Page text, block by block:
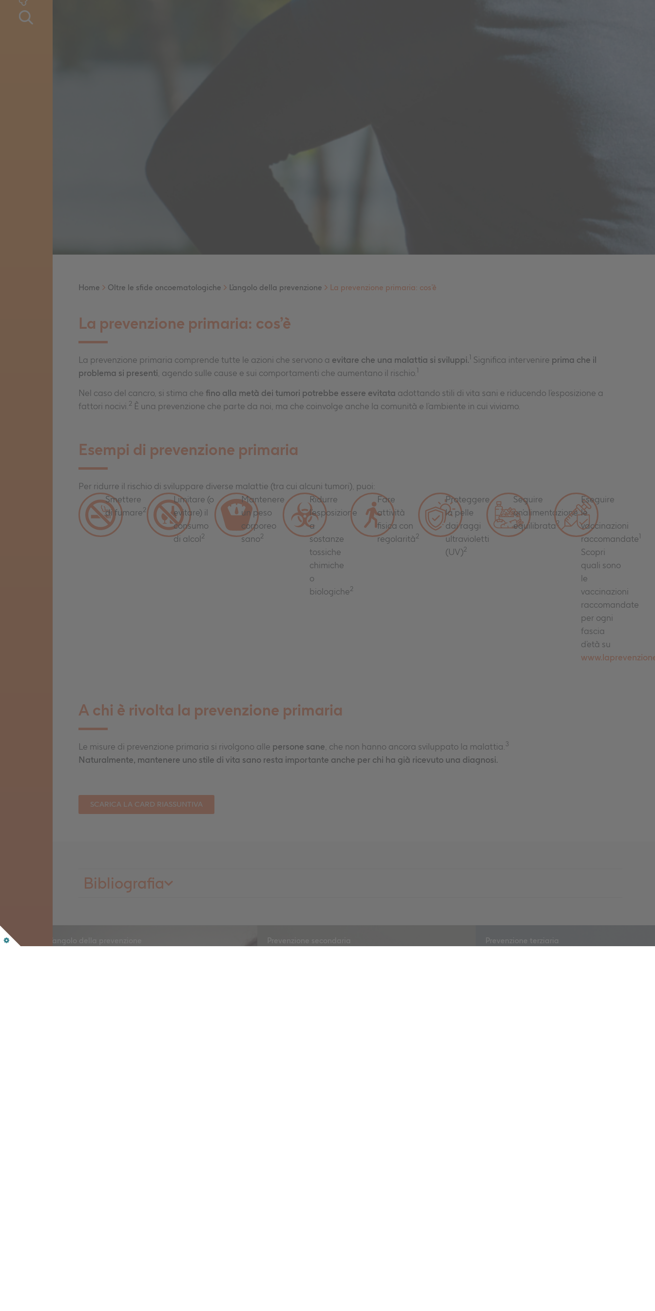
Home > Oltre le sfide oncoematologiche > L’angolo della prevenzione > La prevenzione primaria: cos’è
La prevenzione primaria: cos’è
La prevenzione primaria comprende tutte le azioni che servono a evitare che una malattia si sviluppi.1 Significa intervenire prima che il
problema si presenti , agendo sulle cause e sui comportamenti che aumentano il rischio. 1
Nel caso del cancro, si stima chefino alla metà dei tumori potrebbe essere evitata adottando stili di vita sani e riducendo l’esposizione a
fattori nocivi. 2 È una prevenzione che parte da noi, ma che coinvolge anche la comunità e l’ambiente in cui viviamo.
Esempi di prevenzione primaria
Per ridurre il rischio di sviluppare diverse malattie (tra cui alcuni tumori), puoi:
Smettere
di fumare2
Limitare (o
evitare) il
consumo
di alcol2
Mantenere
un peso
corporeo
sano2
Ridurre
l’esposizione
a
sostanze
tossiche
chimiche
o
biologiche2
Fare
attività
fisica con
regolarità2
Proteggere
la pelle
dai raggi
ultravioletti
(UV)2
Seguire
un’alimentazione
equilibrata2
Eseguire
le
vaccinazioni
raccomandate1
Scopri
quali sono
le
vaccinazioni
raccomandate
per ogni
fascia
d’età su
A chi è rivolta la prevenzione primaria
Le misure di prevenzione primaria si rivolgono alle persone sane , che non hanno ancora sviluppato la malattia. 3
Naturalmente, mantenere uno stile di vita sano resta importante anche per chi ha già ricevuto una diagnosi.
SCARICA LA CARD RIASSUNTIVA
Bibliografia
L’angolo della prevenzione Prevenzione secondaria Prevenzione terziaria